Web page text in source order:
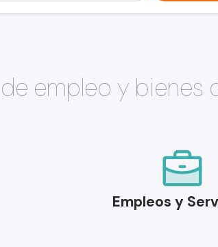
empleo y bienes
Empleos y